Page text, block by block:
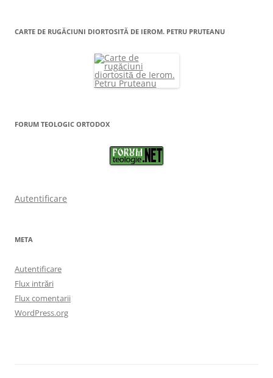
CARTE DE RUGĂCIUNI DIORTOSITĂ DE IEROM. PETRU PRUTEANU
FORUM TEOLOGIC ORTODOX
Autentificare
META
Autentificare
Flux intrări
Flux comentarii
WordPress.org